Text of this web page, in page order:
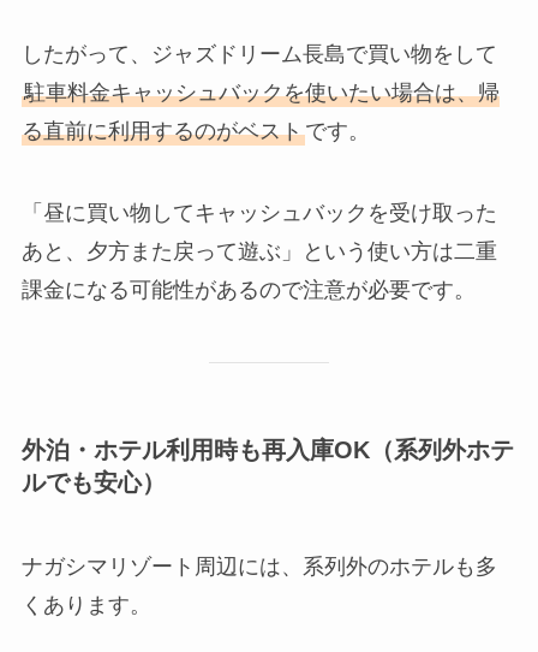
したがって、ジャズドリーム長島で買い物をして
駐車料金キャッシュバックを使いたい場合は、帰
る直前に利用するのがベストです。
「昼に買い物してキャッシュバックを受け取った
あと、夕方また戻って遊ぶ」という使い方は二重
課金になる可能性があるので注意が必要です。
外泊・ホテル利用時も再入庫OK（系列外ホテ
ルでも安心）
ナガシマリゾート周辺には、系列外のホテルも多
くあります。